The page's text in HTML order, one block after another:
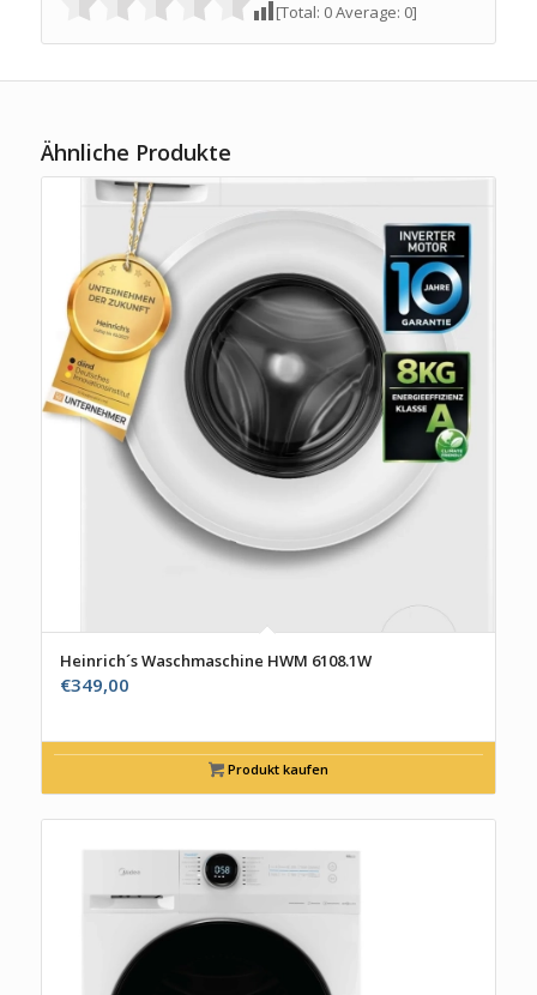
[Total: 0Average: 0]
Ähnliche Produkte
Heinrich´s Waschmaschine HWM 6108.1W
€349,00
Produkt kaufen